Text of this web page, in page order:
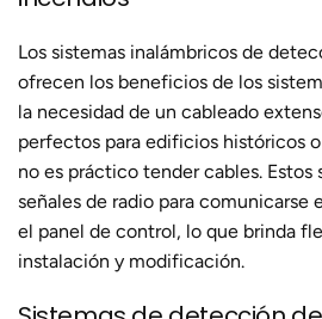
Los sistemas inalámbricos de
ofrecen los beneficios de los
la necesidad de un cableado
perfectos para edificios históricos
no es práctico tender cables. Estos
señales de radio para comunicarse
el panel de control, lo que brinda
instalación y modificación.